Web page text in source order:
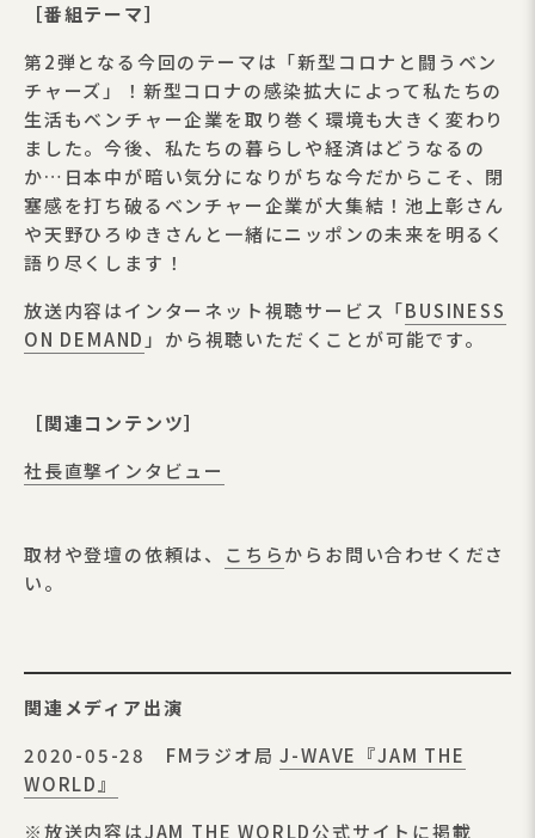
［番組テーマ］
第2弾となる今回のテーマは「新型コロナと闘うベン
チャーズ」！新型コロナの感染拡大によって私たちの
生活もベンチャー企業を取り巻く環境も大きく変わり
ました。今後、私たちの暮らしや経済はどうなるの
か…日本中が暗い気分になりがちな今だからこそ、閉
塞感を打ち破るベンチャー企業が大集結！池上彰さん
や天野ひろゆきさんと一緒にニッポンの未来を明るく
語り尽くします！
放送内容はインターネット視聴サービス「BUSINESS
ON DEMAND」から視聴いただくことが可能です。
［関連コンテンツ］
社長直撃インタビュー
取材や登壇の依頼は、 こちらからお問い合わせくださ
い。
関連メディア出演
2020-05-28 FMラジオ局J-WAVE『JAM THE
WORLD』
※放送内容はJAM THE WORLD公式サイトに掲載